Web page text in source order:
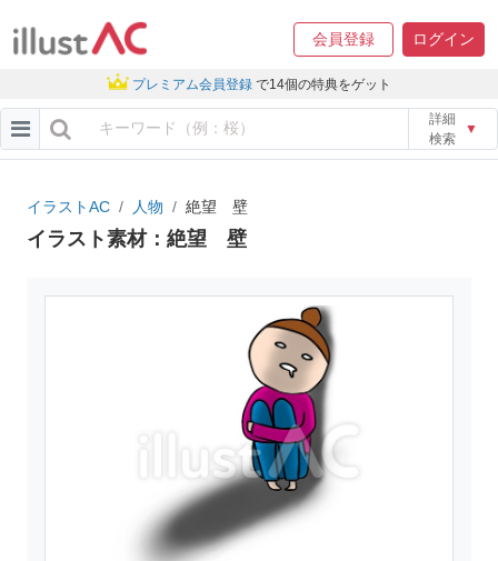
会員登録 ログイン
プレミアム会員登録 で14個の特典をゲット
詳細
検索
▼
イラストAC 人物 絶望 壁
イラスト素材：絶望 壁